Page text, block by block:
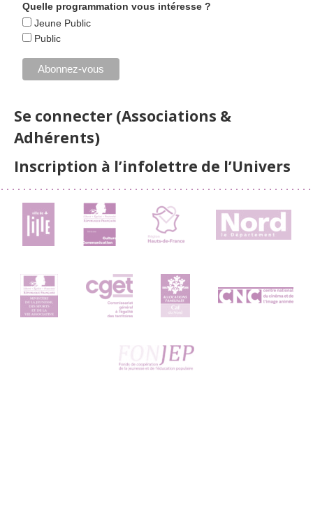
Quelle programmation vous intéresse ?
Jeune Public
Public
Se connecter (Associations &
Adhérents)
Inscription à l’infolettre de l’Univers